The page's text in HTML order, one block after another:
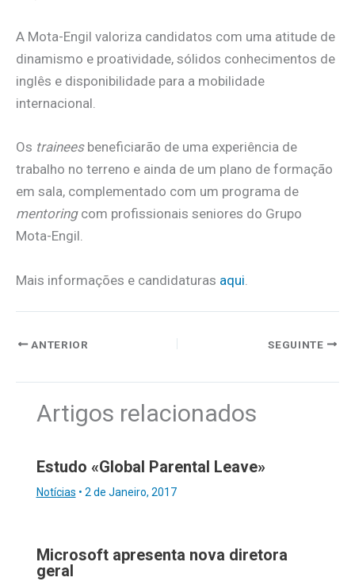
A Mota-Engil valoriza candidatos com uma atitude de
dinamismo e proatividade, sólidos conhecimentos de
inglês e disponibilidade para a mobilidade
internacional.
Os traineesbeneficiarão de uma experiência de
trabalho no terreno e ainda de um plano de formação
em sala, complementado com um programa de
mentoring com profissionais seniores do Grupo
Mota-Engil.
Mais informações e candidaturas aqui
ANTERIOR SEGUINTE
Artigos relacionados
Estudo «Global Parental Leave»
Notícias • 2 de Janeiro, 2017
Microsoft apresenta nova diretora
geral